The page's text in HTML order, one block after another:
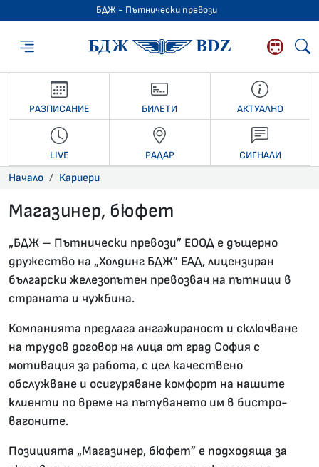
БДЖ - Пътнически превози
БДЖ -
РАЗПИСАНИЕ БИЛЕТИ АКТУАЛНО
LIVE РАДАР СИГНАЛИ
Начало Кариери
Магазинер, бюфет
„БДЖ – Пътнически превози” ЕООД е дъщерно
дружество на „Холдинг БДЖ” ЕАД, лицензиран
български железопътен превозвач на пътници в
страната и чужбина.
Компанията предлага ангажираност и сключване
на трудов договор на лица от град София с
мотивация за работа, с цел качествено
обслужване и осигуряване комфорт на нашите
клиенти по време на пътуването им в бистро-
вагоните.
Позицията „Магазинер, бюфет” е подходяща за